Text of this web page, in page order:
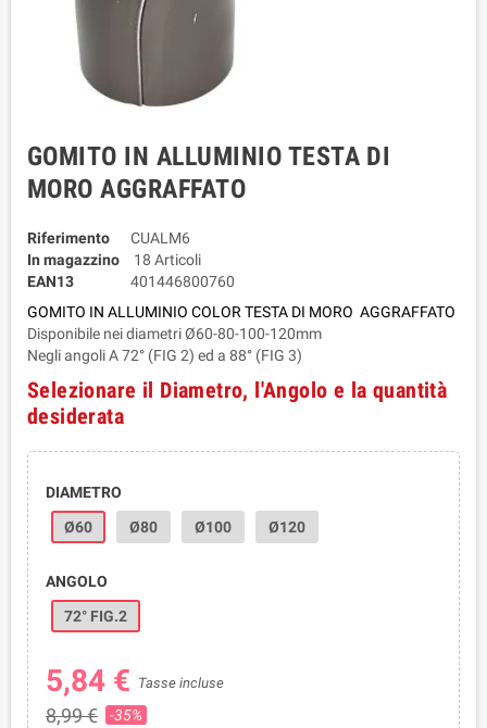
GOMITO IN ALLUMINIO TESTA DI
MORO AGGRAFFATO
Riferimento
CUALM6
In magazzino
18 Articoli
EAN13
401446800760
GOMITO IN ALLUMINIO COLOR TESTA DI MORO AGGRAFFATO
Disponibile nei diametri Ø60-80-100-120mm
Negli angoli A 72° (FIG 2) ed a 88° (FIG 3)
Selezionare il Diametro, l'Angolo e la quantità
desiderata
DIAMETRO
Ø60
Ø80 Ø100 Ø120
ANGOLO
72° FIG.2
5,84 € Tasse incluse
8,99 € -35%